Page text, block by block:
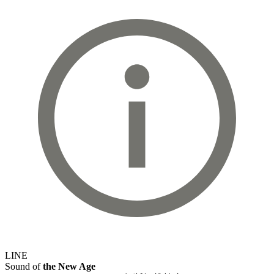
LINE
Sound ofthe New Age